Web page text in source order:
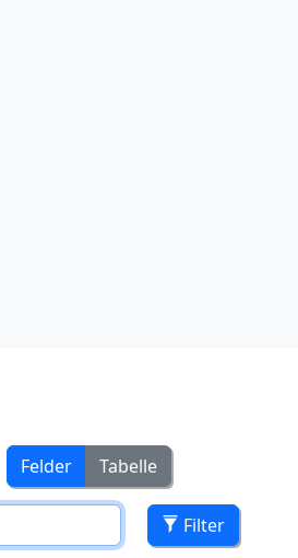
Felder Tabelle
Filter